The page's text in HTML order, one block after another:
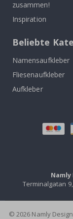
zusammen!
Inspiration
Beliebte
Namensaufkleber
Fliesenaufkleber
Aufkleber
Namly
Terminalgatan
© 2026 Namly